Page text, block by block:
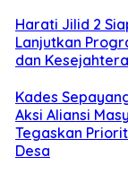
Harati Jilid 2
Lanjutkan
dan
Kades
Aksi Aliansi
Tegaskan
Desa